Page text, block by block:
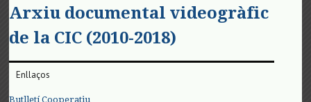
Arxiu documental videogràfic
de la CIC (2010-2018)
Enllaços
Butlletí Cooperatiu